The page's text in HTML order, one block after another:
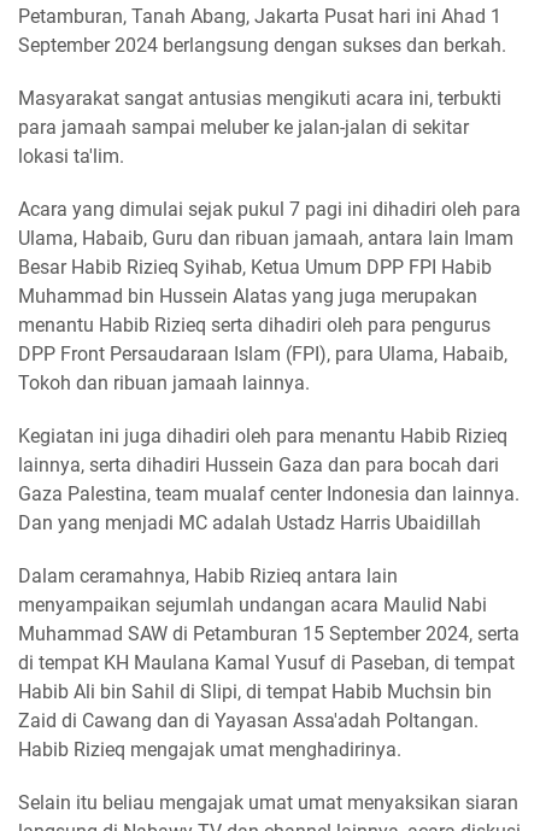
Petamburan, Tanah Abang, Jakarta Pusat hari ini Ahad 1
September 2024 berlangsung dengan sukses dan berkah.
Masyarakat sangat antusias mengikuti acara ini, terbukti
para jamaah sampai meluber ke jalan-jalan di sekitar
lokasi ta'lim.
Acara yang dimulai sejak pukul 7 pagi ini dihadiri oleh para
Ulama, Habaib, Guru dan ribuan jamaah, antara lain Imam
Besar Habib Rizieq Syihab, Ketua Umum DPP FPI Habib
Muhammad bin Hussein Alatas yang juga merupakan
menantu Habib Rizieq serta dihadiri oleh para pengurus
DPP Front Persaudaraan Islam (FPI), para Ulama, Habaib,
Tokoh dan ribuan jamaah lainnya.
Kegiatan ini juga dihadiri oleh para menantu Habib Rizieq
lainnya, serta dihadiri Hussein Gaza dan para bocah dari
Gaza Palestina, team mualaf center Indonesia dan lainnya.
Dan yang menjadi MC adalah Ustadz Harris Ubaidillah
Dalam ceramahnya, Habib Rizieq antara lain
menyampaikan sejumlah undangan acara Maulid Nabi
Muhammad SAW di Petamburan 15 September 2024, serta
di tempat KH Maulana Kamal Yusuf di Paseban, di tempat
Habib Ali bin Sahil di Slipi, di tempat Habib Muchsin bin
Zaid di Cawang dan di Yayasan Assa'adah Poltangan.
Habib Rizieq mengajak umat menghadirinya.
Selain itu beliau mengajak umat umat menyaksikan siaran